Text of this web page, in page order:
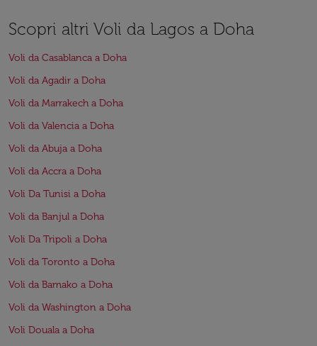
Scopri altri Voli da Lagos a Doha
Voli da Casablanca a Doha
Voli da Agadir a Doha
Voli da Marrakech a Doha
Voli da Valencia a Doha
Voli da Abuja a Doha
Voli da Accra a Doha
Voli Da Tunisi a Doha
Voli da Banjul a Doha
Voli Da Tripoli a Doha
Voli da Toronto a Doha
Voli da Bamako a Doha
Voli da Washington a Doha
Voli Douala a Doha